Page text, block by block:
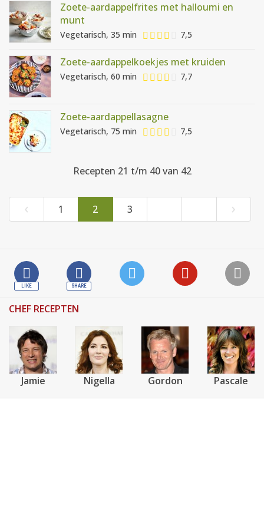
Zoete-aardappelfrites met halloumi en
munt
Vegetarisch, 35 min 7,5
Zoete-aardappelkoekjes met kruiden
Vegetarisch, 60 min 7,7
Zoete-aardappellasagne
Vegetarisch, 75 min 7,5
Recepten 21 t/m 40 van 42
‹ 1 2 3 ›
CHEF RECEPTEN
Jamie Nigella Gordon Pascale